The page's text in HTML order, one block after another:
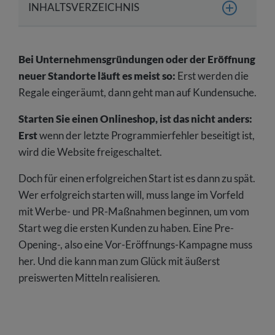
INHALTSVERZEICHNIS
Lokale PR:
Bei Unternehmensgründungen oder der Eröffnung
neuer Standorte läuft es meist so: Erst werden die
Regale eingeräumt, dann geht man auf Kundensuche.
Starten Sie einen Onlineshop, ist das nicht anders:
Erstwenn der letzte Programmierfehler beseitigt ist,
wird die Website freigeschaltet.
Doch für einen erfolgreichen Start ist es dann zu spät.
Wer erfolgreich starten will, muss lange im Vorfeld
mit Werbe- und PR-Maßnahmen beginnen, um vom
Start weg die ersten Kunden zu haben. Eine Pre-
Opening-, also eine Vor-Eröffnungs-Kampagne muss
her. Und die kann man zum Glück mit äußerst
preiswerten Mitteln realisieren.